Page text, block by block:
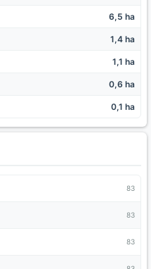
6,5 ha
1,4 ha
1,1 ha
0,6 ha
0,1 ha
83
83
83